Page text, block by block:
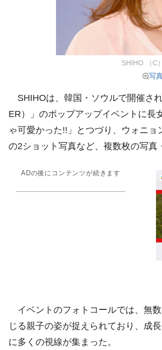
SHIHO （C
写
SHIHOは、韓国・ソウルで開催さ
ER）」のポップアップイベントに長
ゃ可愛かった!!」とつづり、ウォニョ
の2ショット写真など、複数枚の写真
ADの後にコンテンツが続きます
イベントのフォトコールでは、無
じる親子の姿が捉えられており、成
に多くの視線が集まった。